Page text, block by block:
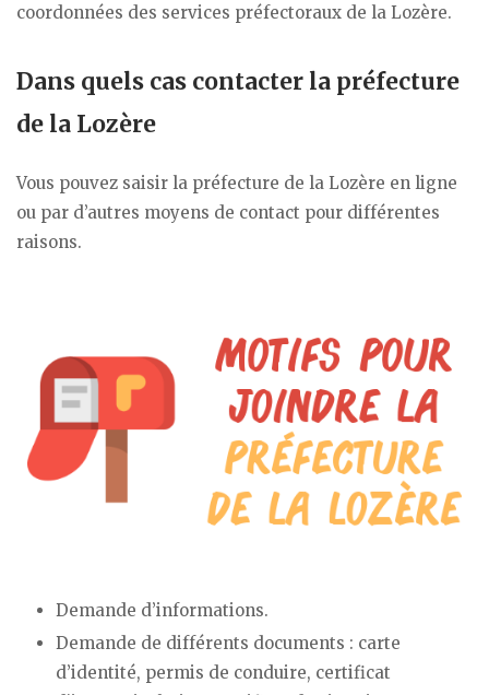
coordonnées des services préfectoraux de la Lozère.
Dans quels cas contacter la préfecture
de la Lozère
Vous pouvez saisir la préfecture de la Lozère en ligne
ou par d’autres moyens de contact pour différentes
raisons.
Demande d’informations.
Demande de différents documents : carte
d’identité, permis de conduire, certificat